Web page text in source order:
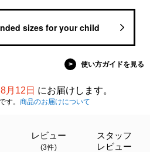
sizes for your child
> 使い方ガイドを見る
8月12日 にお届けします。
す。 商品のお届けについて
レビュー
(3件)
スタッフ
レビュー